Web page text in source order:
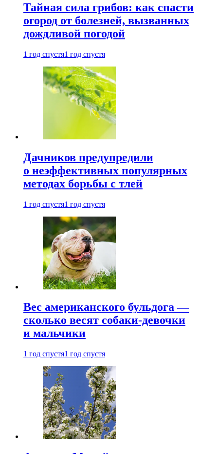
Тайная сила грибов: как спасти
огород от болезней, вызванных
дождливой погодой
1 год спустя1 год спустя
Дачников предупредили
о неэффективных популярных
методах борьбы с тлей
1 год спустя1 год спустя
Вес американского бульдога —
сколько весят собаки-девочки
и мальчики
1 год спустя1 год спустя